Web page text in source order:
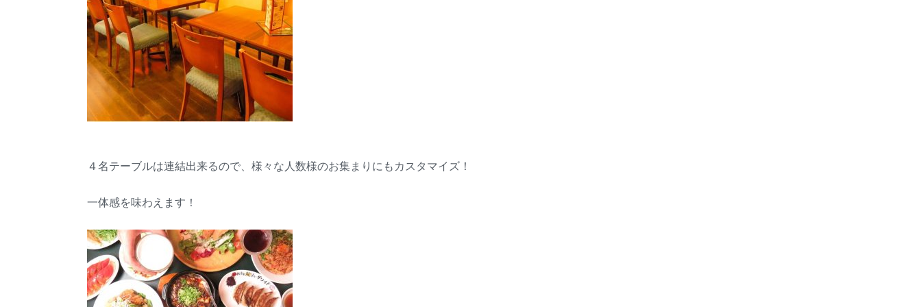
４名テーブルは連結出来るので、様々な人数様のお集まりにもカスタマイズ！
一体感を味わえます！